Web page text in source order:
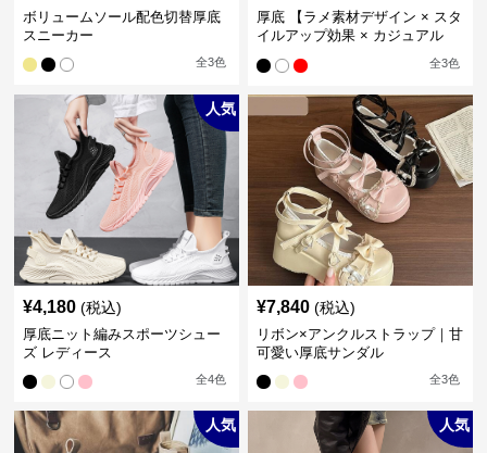
ボリュームソール配色切替厚底
スニーカー
全3色
厚底 【ラメ素材デザイン × スタ
イルアップ効果 × カジュアル
系】厚底デザインスニーカー
全3色
人気
¥4,180 (税込)
厚底ニット編みスポーツシュー
ズ レディース
全4色
¥7,840 (税込)
リボン×アンクルストラップ｜甘
可愛い厚底サンダル
全3色
人気 人気